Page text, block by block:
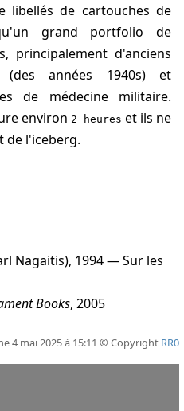
libellés de cartouches de
grand portfolio de
principalement d'anciens
(des années 1940s) et
de médecine militaire.
environ 2 heures et ils ne
de l'iceberg.
Nagaitis), 1994 — Sur les
Books, 2005
4 mai 2025 à 15:11 © Copyright RR0